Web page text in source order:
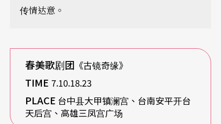
传情达意。
春美歌剧团 《古镜奇缘》
TIME 7.10.18.23
PLACE 台中县大甲镇澜宫、台南安平开台
天后宫、高雄三凤宫广场